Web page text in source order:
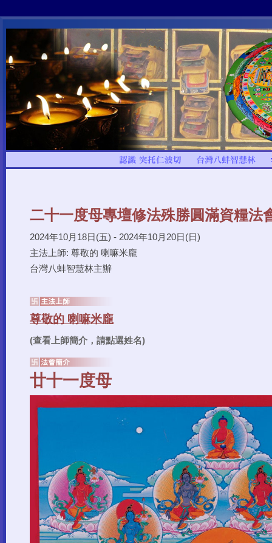
二十一度母專壇修法殊勝圓滿資糧法
2024年10月18日(五) - 2024年10月20日(日)
主法上師: 尊敬的 喇嘛米龐
台灣八蚌智慧林主辦
(查看上師簡介，請點選姓名)